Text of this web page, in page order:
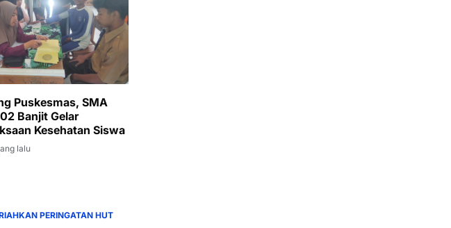
Puskesmas, SMA
Banjit Gelar
Kesehatan Siswa
lalu
PERINGATAN HUT